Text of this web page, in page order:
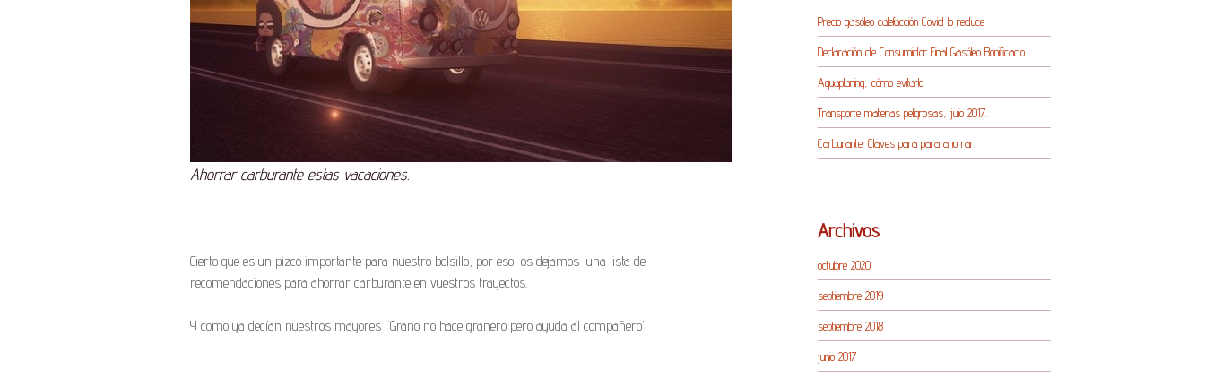
Ahorrar carburante estas vacaciones.
Cierto que es un pizco importante para nuestro bolsillo, por eso os dejamos una lista de
recomendaciones para ahorrar carburante en vuestros trayectos.
Y como ya decían nuestros mayores “Grano no hace granero pero ayuda al compañero”
Precio gasóleo calefacción Covid lo reduce
Declaración de Consumidor Final Gasóleo Bonificado
Aquaplaning, cómo evitarlo
Transporte materias peligrosas, julio 2017.
Carburante: Claves para para ahorrar.
Archivos
octubre 2020
septiembre 2019
septiembre 2018
junio 2017